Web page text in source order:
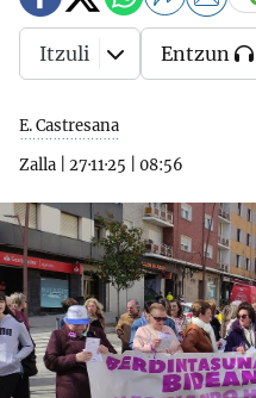
E. Castresana
Zalla
27·11·25 08:56
Itzuli Entzun